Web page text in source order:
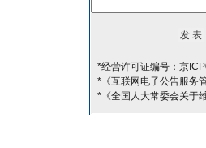
*经营许可证编号：京
*《互联网电子公告服务
*《全国人大常委会关于